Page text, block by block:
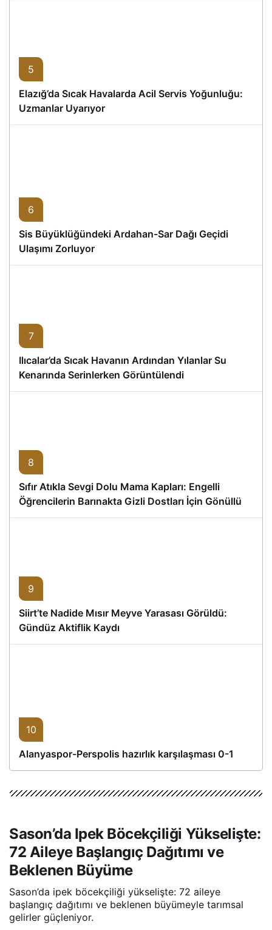
5
Elazığ’da Sıcak Havalarda Acil Servis Yoğunluğu:
Uzmanlar Uyarıyor
6
Sis Büyüklüğündeki Ardahan-Sar Dağı Geçidi
Ulaşımı Zorluyor
7
Ilıcalar’da Sıcak Havanın Ardından Yılanlar Su
Kenarında Serinlerken Görüntülendi
8
Sıfır Atıkla Sevgi Dolu Mama Kapları: Engelli
Öğrencilerin Barınakta Gizli Dostları İçin Gönüllü
Proje
9
Siirt’te Nadide Mısır Meyve Yarasası Görüldü:
Gündüz Aktiflik Kaydı
10
Alanyaspor-Perspolis hazırlık karşılaşması 0-1
Sason’da Ipek Böcekçiliği Yükselişte:
72 Aileye Başlangıç Dağıtımı ve
Beklenen Büyüme
Sason’da ipek böcekçiliği yükselişte: 72 aileye
başlangıç dağıtımı ve beklenen büyümeyle tarımsal
gelirler güçleniyor.